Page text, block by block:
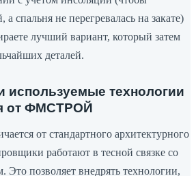
а спальня не перегревалась на закате)
лучший вариант, который затем
деталей.
используемые технологии
от ФМСТРОЙ
от стандартного архитектурного
работают в тесной связке со
Это позволяет внедрять технологии,